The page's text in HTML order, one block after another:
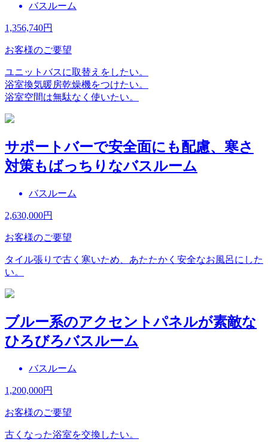
バスルーム
1,356,740円
お客様のご要望
ユニットバスに取替えをしたい。
浴室換気暖房乾燥機をつけたい。
浴室空間は無駄なく使いたい。
サポートバーで安全面にも配慮、寒さ
対策もばっちりなバスルーム
バスルーム
2,630,000円
お客様のご要望
タイル張りで古く寒いため、あたたかく安全なお風呂にした
い。
ブルー系のアクセントパネルが素敵な
ひろびろバスルーム
バスルーム
1,200,000円
お客様のご要望
古くなった浴室を交換したい。